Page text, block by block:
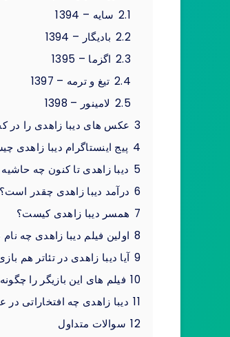
2.1 سایه – 1394
2.2 بادیگار – 1394
2.3 اگزما – 1395
2.4 تیغ و ترمه – 1397
2.5 لامینور – 1398
3 عکس های دیبا زاهدی را در
4 پیج اینستاگرام دیبا زاهدی
5 دیبا زاهدی تا کنون چه
6 درآمد دیبا زاهدی چقدر است؟
7 همسر دیبا زاهدی کیست؟
8 اولین فیلم دیبا زاهدی چه
9 آیا دیبا زاهدی در تئاتر هم
10 فیلم های این بازیگر را
11 دیبا زاهدی چه افتخاراتی
12 سوالات متداول